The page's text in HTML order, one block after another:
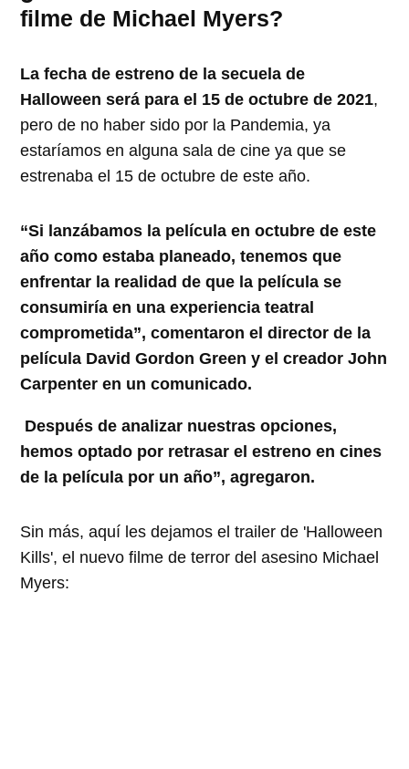
filme de Michael Myers?
La fecha de estreno de la secuela de
Halloween será para el 15 de octubre de 2021,
pero de no haber sido por la Pandemia, ya
estaríamos en alguna sala de cine ya que se
estrenaba el 15 de octubre de este año.
“Si lanzábamos la película en octubre de este
año como estaba planeado, tenemos que
enfrentar la realidad de que la película se
consumiría en una experiencia teatral
comprometida”, comentaron el director de la
película David Gordon Green y el creador John
Carpenter en un comunicado.
Después de analizar nuestras opciones,
hemos optado por retrasar el estreno en cines
de la película por un año”, agregaron.
Sin más, aquí les dejamos el trailer de 'Halloween
Kills', el nuevo filme de terror del asesino Michael
Myers: